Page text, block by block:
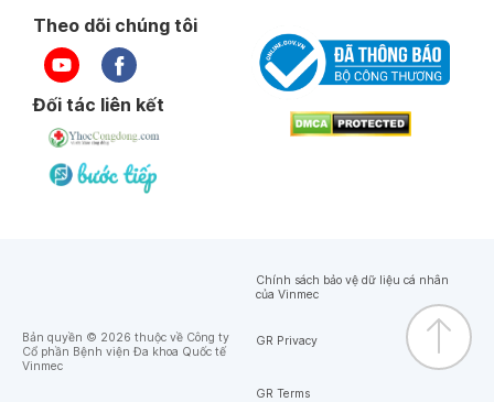
Theo dõi chúng tôi
Đối tác liên kết
Bản quyền © 2026 thuộc về Công ty
Cổ phần Bệnh viện Đa khoa Quốc tế
Vinmec
Chính sách bảo vệ dữ liệu cá nhân
của Vinmec
GR Privacy
GR Terms